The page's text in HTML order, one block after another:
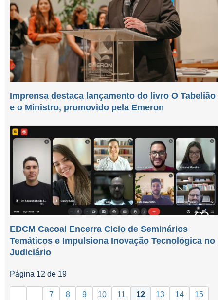
Imprensa destaca lançamento do livro O Tabelião
e o Ministro, promovido pela Emeron
EDCM Cacoal Encerra Ciclo de Seminários
Temáticos e Impulsiona Inovação Tecnológica no
Judiciário
Página 12 de 19
7 8 9 10 11 12 13 14
15